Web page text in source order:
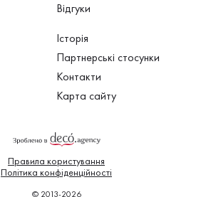
Відгуки
Історія
Партнерські стосунки
Контакти
Карта сайту
Правила користування
Політика конфіденційності
© 2013-2026